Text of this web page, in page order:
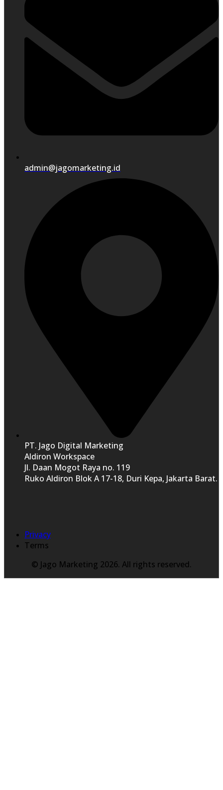
admin@jagomarketing.id
PT. Jago Digital Marketing
Aldiron Workspace
Jl. Daan Mogot Raya no. 119
Ruko Aldiron Blok A 17-18, Duri Kepa, Jakarta Barat.
Privacy
Terms
© Jago Marketing 2026. All rights reserved.